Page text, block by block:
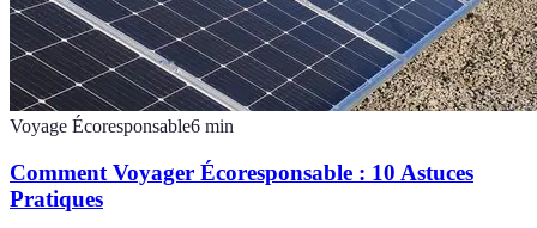
Voyage Écoresponsable6 min
Comment Voyager Écoresponsable : 10 Astuces
Pratiques